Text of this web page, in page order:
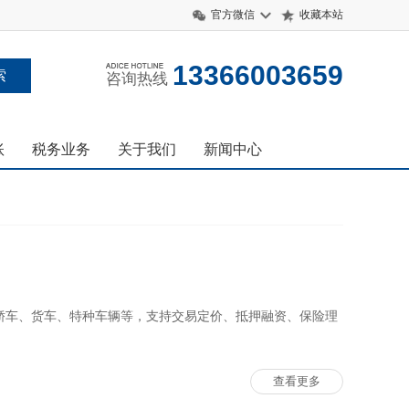
官方微信 收藏本站
咨询热线 13366003659
税务业务 关于我们 新闻中心
、货车、特种车辆等，支持交易定价、抵押融资、保险理
查看更多